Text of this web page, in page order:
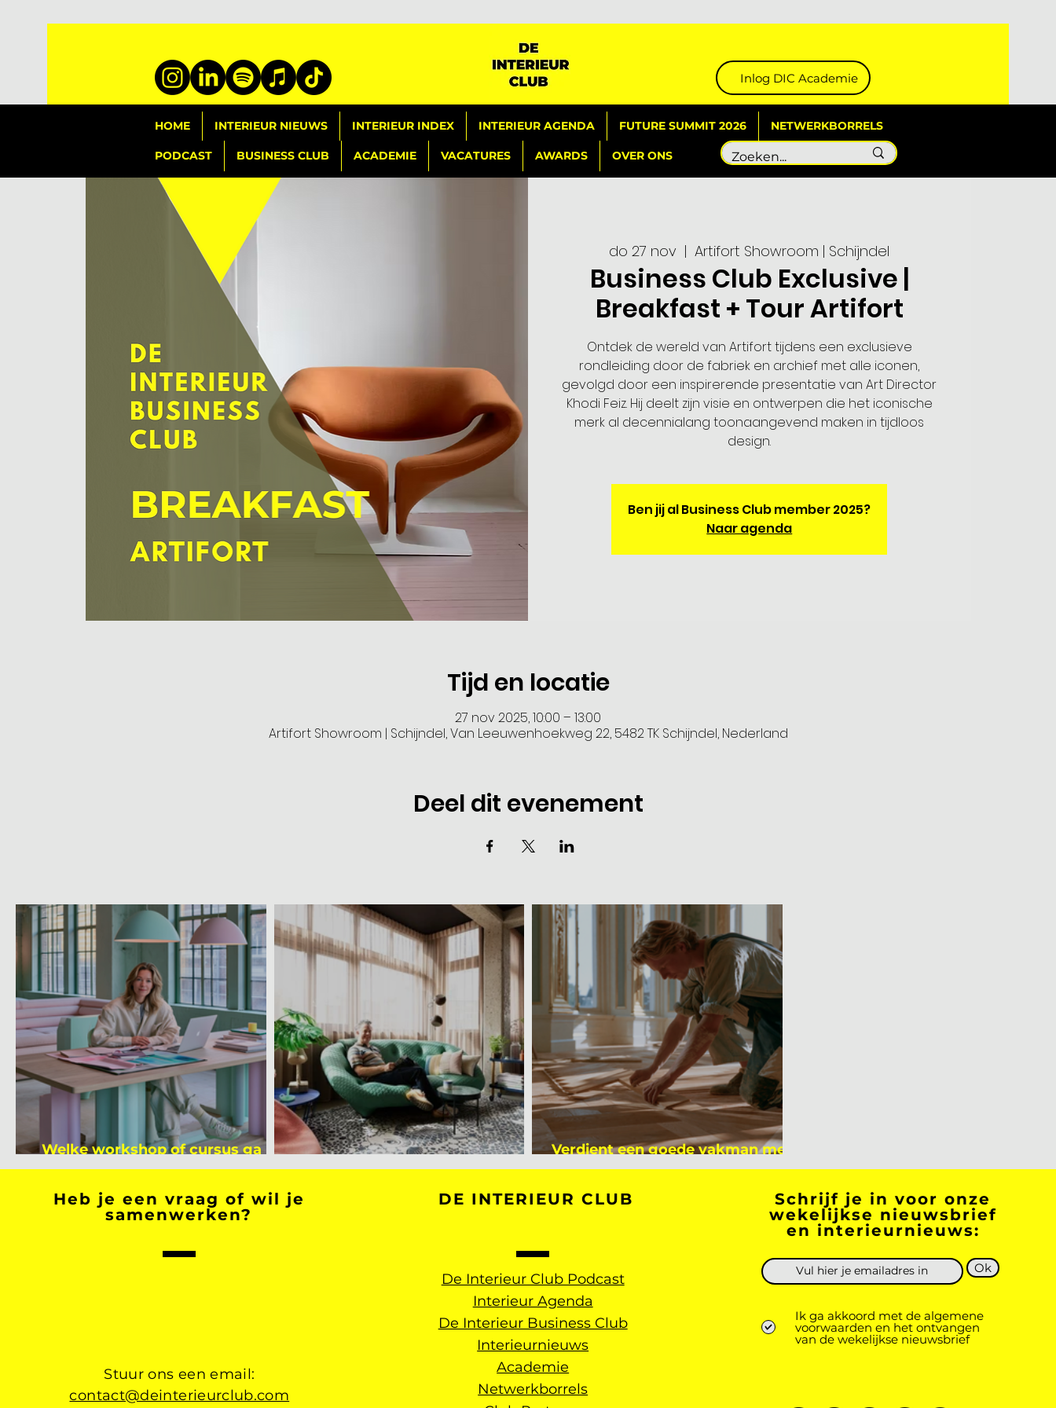
Inlog DIC Academie
HOME INTERIEUR NIEUWS INTERIEUR INDEX INTERIEUR AGENDA FUTURE SUMMIT 2026 NETWERKBORRELS
PODCAST BUSINESS CLUB ACADEMIE VACATURES AWARDS OVER ONS
do 27 nov
  |
Artifort Showroom | Schijndel
Business Club Exclusive |
Breakfast + Tour Artifort
Ontdek de wereld van Artifort tijdens een exclusieve
rondleiding door de fabriek en archief met alle iconen,
gevolgd door een inspirerende presentatie van Art Director
Khodi Feiz. Hij deelt zijn visie en ontwerpen die het iconische
merk al decennialang toonaangevend maken in tijdloos
design.
Ben jij al Business Club member 2025?
Naar agenda
Tijd en locatie
27 nov 2025, 10:00 – 13:00
Artifort Showroom | Schijndel, Van Leeuwenhoekweg 22, 5482 TK Schijndel, Nederland
Deel dit evenement
Welke workshop of cursus ga jij
volgen na je vakantie?
Binnenkijker bij Mark Mutsaers
Verdient een goede vakman meer
dan een gemiddelde academicus?
Heb je een vraag of wil je
samenwerken?
Stuur ons een email:
contact@deinterieurclub.com
DE INTERIEUR CLUB
De Interieur Club Podcast
Interieur Agenda
De Interieur Business Club
Interieurnieuws
Academie
Netwerkborrels
Schrijf je in voor onze
wekelijkse nieuwsbrief
en interieurnieuws:
Ok
Ik ga akkoord met de algemene
voorwaarden en het ontvangen
van de wekelijkse nieuwsbrief